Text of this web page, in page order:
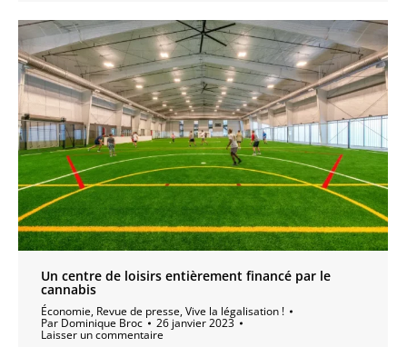
Un centre de loisirs entièrement financé par le
cannabis
Économie, Revue de presse,Vive la légalisation !
Par Dominique Broc 26 janvier 2023
Laisser un commentaire